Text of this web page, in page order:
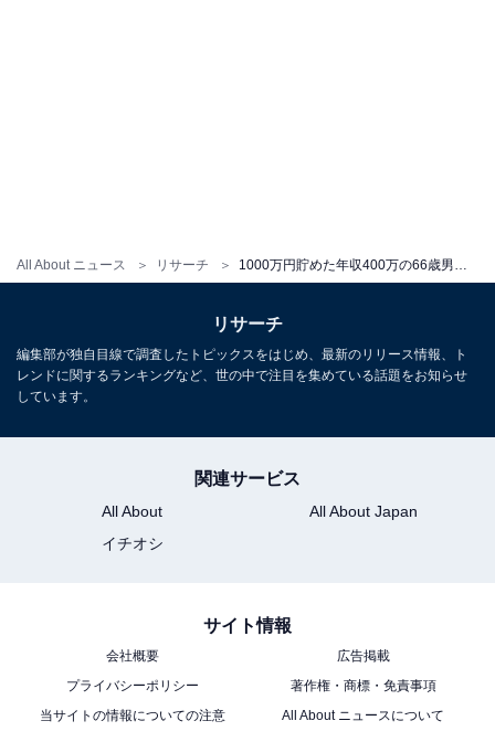
All About ニュース リサーチ
現在の貯蓄額については「500万円」と回答。「1000万
円貯めた後、まずは将来の目標を再評価しました。一部
習と計画を立てました。また、余裕のある生活を楽しむ
一方で、将来の不測の事態に備えるためのリザーブも確
保しました。継続的な資産管理と目標の見直しを行いな
おすすめの節約術は「習慣的な努力」
リサーチ
編集部が独自目線で調査したトピックスをはじめ、最新のリリース情報、ト
レンドに関するランキングなど、世の中で注目を集めている話題をお知らせ
しています。
関連サービス
All About
All About Japan
イチオシ
サイト情報
会社概要
広告掲載
プライバシーポリシー
著作権・商標・免責事項
当サイトの情報についての注意
All About ニュースについて